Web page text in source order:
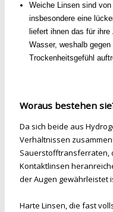
Weiche Linsen sind
insbesondere eine
liefert ihnen das für
Wasser, weshalb
Trockenheitsgefühl
Woraus bestehen
Da sich beide aus
Verhältnissen
Sauerstofftransferraten,
Kontaktlinsen
der Augen gewährleistet
Harte Linsen, die fast